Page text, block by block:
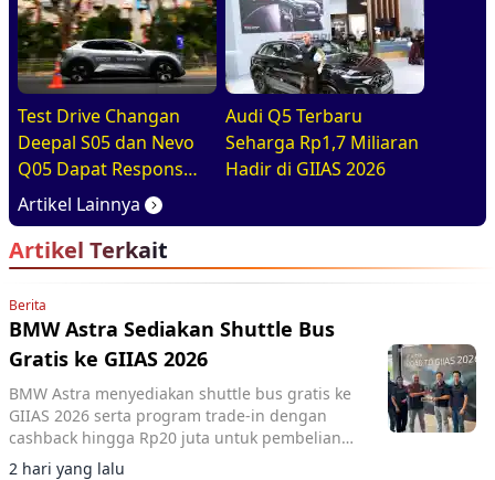
Test Drive Changan
Deepal S05 dan Nevo
Q05 Dapat Respons
Positif di GIIAS 2026
Audi Q5 Terbaru
Seharga Rp1,7 Miliaran
Hadir di GIIAS 2026
Artikel Lainnya
Artikel Terkait
Berita
BMW Astra Sediakan Shuttle Bus
Gratis ke GIIAS 2026
BMW Astra menyediakan shuttle bus gratis ke
GIIAS 2026 serta program trade-in dengan
cashback hingga Rp20 juta untuk pembelian
model tertentu.
2 hari yang lalu